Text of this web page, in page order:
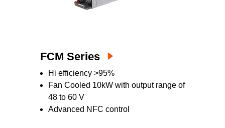
FCM Series
Hi efficiency >95%
Fan Cooled 10kW with output range of
48 to 60 V
Advanced NFC control